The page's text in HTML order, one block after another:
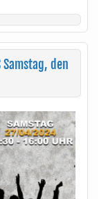
Samstag, den